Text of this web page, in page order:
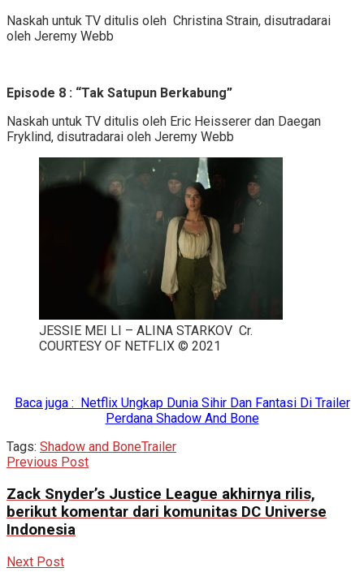
Naskah untuk TV ditulis oleh Christina Strain, disutradarai
oleh Jeremy Webb
Episode 8 : “Tak Satupun Berkabung”
Naskah untuk TV ditulis oleh Eric Heisserer dan Daegan
Fryklind, disutradarai oleh Jeremy Webb
JESSIE MEI LI – ALINA STARKOV Cr.
COURTESY OF NETFLIX © 2021
Baca juga : Netflix Ungkap Dunia Sihir Dan Fantasi Di Trailer
Perdana Shadow And Bone
Tags: Shadow and BoneTrailer
Previous Post
Zack Snyder’s Justice League akhirnya rilis,
berikut komentar dari komunitas DC Universe
Indonesia
Next Post